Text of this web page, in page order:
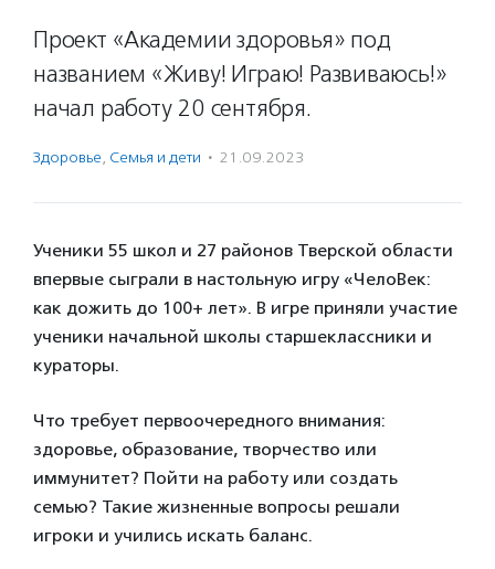
Проект «Академии здоровья» под
названием «Живу! Играю! Развиваюсь!»
начал работу 20 сентября.
Здоровье, Семья и дети · 21.09.2023
Ученики 55 школ и 27 районов Тверской области
впервые сыграли в настольную игру «ЧелоВек:
как дожить до 100+ лет». В игре приняли участие
ученики начальной школы старшеклассники и
кураторы.
Что требует первоочередного внимания:
здоровье, образование, творчество или
иммунитет? Пойти на работу или создать
семью? Такие жизненные вопросы решали
игроки и учились искать баланс.